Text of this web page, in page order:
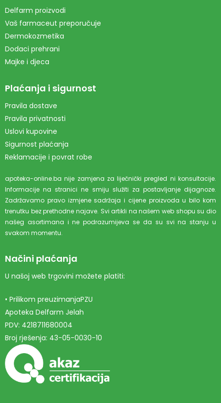
Delfarm proizvodi
Vaš farmaceut preporučuje
Dermokozmetika
Dodaci prehrani
Majke i djeca
Plaćanja i sigurnost
Pravila dostave
Pravila privatnosti
Uslovi kupovine
Sigurnost plaćanja
Reklamacije i povrat robe
apoteka-online.ba nije zamjena za liječnički pregled ni konsultacije.
Informacije na stranici ne smiju služiti za postavljanje dijagnoze.
Zadržavamo pravo izmjene sadržaja i cijene proizvoda u bilo kom
trenutku bez prethodne najave. Svi artikli na našem web shopu su dio
našeg asortimana i ne podrazumijeva se da su svi na stanju u
svakom momentu.
Načini plaćanja
U našoj web trgovini možete platiti:
• Prilikom preuzimanjaPZU
Apoteka Delfarm Jelah
PDV: 4218711680004
Broj rješenja: 43-05-0030-10